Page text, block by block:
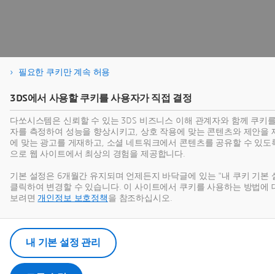
필요한 쿠키만 계속 허용
3DS에서 사용할 쿠키를 사용자가 직접 결정
다쏘시스템은 신뢰할 수 있는 3DS 비즈니스 이해 관계자와 함께 쿠키
자를 측정하여 성능을 향상시키고, 상호 작용에 맞는 콘텐츠와 제안을
에 맞는 광고를 게재하고, 소셜 네트워크에서 콘텐츠를 공유할 수 있도
으로 웹 사이트에서 최상의 경험을 제공합니다.
기본 설정은 6개월간 유지되며 언제든지 바닥글에 있는 "내 쿠키 기본
클릭하여 변경할 수 있습니다. 이 사이트에서 쿠키를 사용하는 방법에
보려면개인정보 보호정책 을 참조하십시오.
내 기본 설정 관리